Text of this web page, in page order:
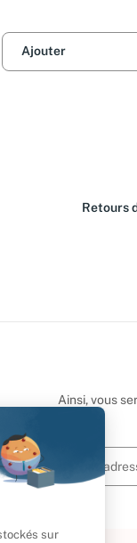
Ajouter
Retours
Ainsi, vous